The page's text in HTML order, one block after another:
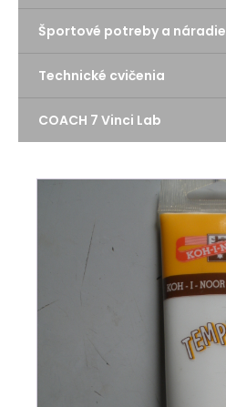
Športové potreby a náradie
Technické cvičenia
COACH 7 Vinci Lab